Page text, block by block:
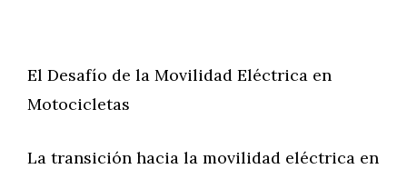
El Desafío de la Movilidad Eléctrica en
Motocicletas
La transición hacia la movilidad eléctrica en